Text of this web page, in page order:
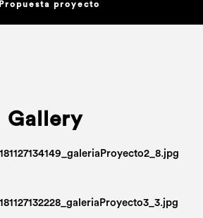
Propuesta proyecto
Gallery